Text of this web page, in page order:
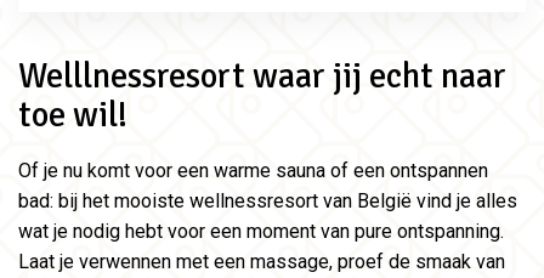
Welllnessresort waar jij echt naar
toe wil!
Of je nu komt voor een warme sauna of een ontspannen
bad: bij het mooiste wellnessresort van België vind je alles
wat je nodig hebt voor een moment van pure ontspanning.
Laat je verwennen met een massage, proef de smaak van